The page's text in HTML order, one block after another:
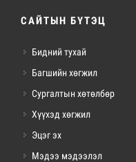
САЙТЫН БҮТЭЦ
Бидний тухай
Багшийн хөгжил
Сургалтын хөтөлбөр
Хүүхэд хөгжил
Эцэг эх
Мэдээ мэдээлэл